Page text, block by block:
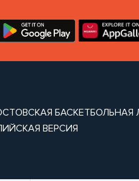
БАСКЕТБОЛЬНАЯ
ВЕРСИЯ